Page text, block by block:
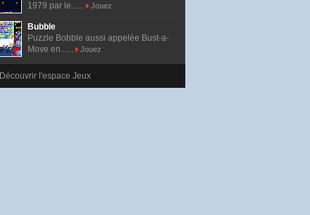
1979 par le......
Jouez
Bubble
Puzzle Bobble aussi appelée Bust-a-
Move en......
Jouez
Découvrir l'espace Jeux